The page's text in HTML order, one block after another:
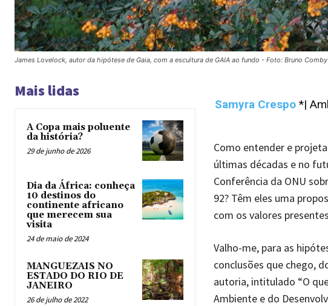
James Lovelock, autor da hipótese de Gaia, com a escultura de GAIA ao fundo - Foto: Bruno Comby
Mais lidas
A Copa mais poluente
da história?
29 de junho de 2026
Dia da África: conheça
10 destinos do
continente africano
que merecem sua
visita
24 de maio de 2024
MANGUEZAIS NO
ESTADO DO RIO DE
JANEIRO
26 de julho de 2022
Samyra Crespo*|
Como entender e
últimas décadas e no
Conferência da ONU
92? Têm eles uma
com os valores
Valho-me, para as
conclusões que chego,
autoria, intitulado “O
Ambiente e do